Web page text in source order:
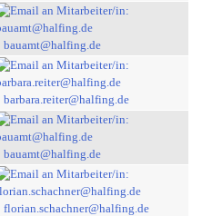
bauamt@halfing.de
barbara.reiter@halfing.de
bauamt@halfing.de
florian.schachner@halfing.de